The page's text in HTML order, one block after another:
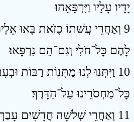
יָדָיו עָלָיו וַיִּרְפָּאֵהוּ׃
9 וְאַחֲרֵי עֲשׁתוֹ כָזֹאת בָּאוּ
לָהֶם כָּל־חֹלִי וְגַם־הֵם נִרְפָּאוּ׃
10 וַיִּתְּנוּ לָנוּ מַתָּנוֹת רַבּוֹת
כָּל־מַחְסֹרֵינוּ עַל־הַדָּרֶךְ׃
11 וְאַחֲרֵי שְׁלֹשָׁה חֳדָשִׁים